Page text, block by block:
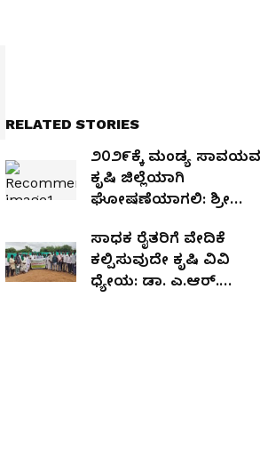
RELATED STORIES
೨೦೨೯ಕ್ಕೆ ಮಂಡ್ಯ ಸಾವಯವ
ಕೃಷಿ ಜಿಲ್ಲೆಯಾಗಿ
ಘೋಷಣೆಯಾಗಲಿ: ಶ್ರೀ
ಸಾಧಕ ರೈತರಿಗೆ ವೇದಿಕೆ
ಕಲ್ಪಿಸುವುದೇ ಕೃಷಿ ವಿವಿ
ಧ್ಯೇಯ: ಡಾ. ಎ.ಆರ್.